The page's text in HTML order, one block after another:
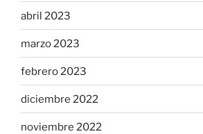
abril 2023
marzo 2023
febrero 2023
diciembre 2022
noviembre 2022